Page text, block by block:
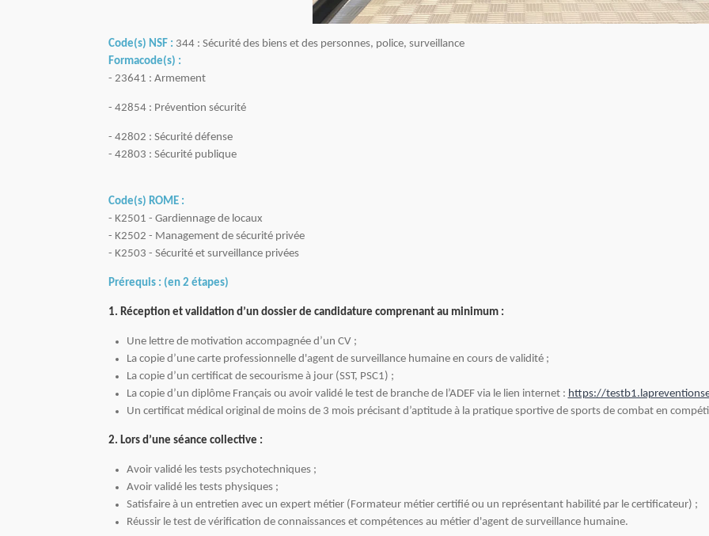
Code(s) NSF : 344 : Sécurité des biens et des personnes, police, surveillance
Formacode(s) :
- 23641 : Armement
- 42854 : Prévention sécurité
- 42802 : Sécurité défense
- 42803 : Sécurité publique
Code(s) ROME :
- K2501 - Gardiennage de locaux
- K2502 - Management de sécurité privée
- K2503 - Sécurité et surveillance privées
Prérequis : (en 2 étapes)
1. Réception et validation d’un dossier de candidature comprenant au minimum :
Une lettre de motivation accompagnée d’un CV ;
La copie d’une carte professionnelle d'agent de surveillance humaine en cours de validité ;
La copie d’un certificat de secourisme à jour (SST, PSC1) ;
La copie d’un diplôme Français ou avoir validé le test de branche de l’ADEF via le lien internet : https://
Un certificat médical original de moins de 3 mois précisant d’aptitude à la pratique sportive de sports de combat en
2. Lors d’une séance collective :
Avoir validé les tests psychotechniques ;
Avoir validé les tests physiques ;
Satisfaire à un entretien avec un expert métier (Formateur métier certifié ou un représentant habilité par le certificateur) ;
Réussir le test de vérification de connaissances et compétences au métier d'agent de surveillance humaine.